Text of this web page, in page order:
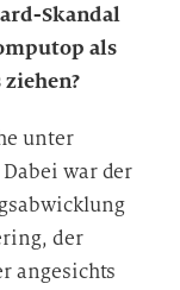
Skandal
als
unter
war der
der
angesichts